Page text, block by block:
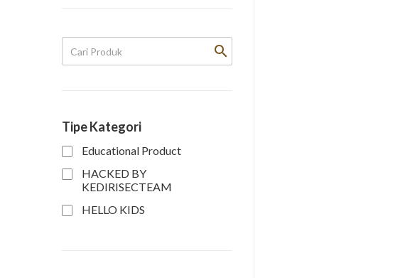
Tipe Kategori
Educational Product
HACKED BY
KEDIRISECTEAM
HELLO KIDS